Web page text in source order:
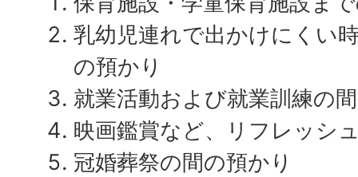
乳幼児連れで出かけにくい
の預かり
就業活動および就業訓練の
映画鑑賞など、リフレッシ
冠婚葬祭の間の預かり